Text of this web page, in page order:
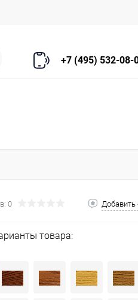
+7 (495) 532-08-
0 Добавить
товара: